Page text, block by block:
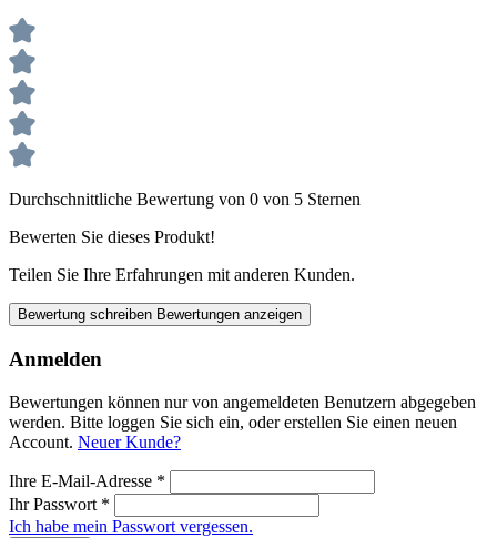
Durchschnittliche Bewertung von 0 von 5 Sternen
Bewerten Sie dieses Produkt!
Teilen Sie Ihre Erfahrungen mit anderen Kunden.
Bewertung schreiben Bewertungen anzeigen
Anmelden
Bewertungen können nur von angemeldeten Benutzern abgegeben
werden. Bitte loggen Sie sich ein, oder erstellen Sie einen neuen
Account. Neuer Kunde?
Ihre E-Mail-Adresse *
Ihr Passwort *
Ich habe mein Passwort vergessen.